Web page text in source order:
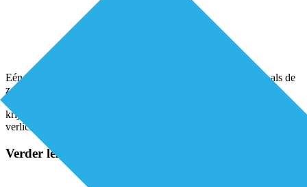
Eén overzicht met hulp en ondersteuning voor mantelzorgers als de
zorgtaken even te veel worden. Vanaf 10 november kunnen
krijgt een overzicht met hulp op maat om de zorg voor hun naaste te
verlichten. Alhoewel de 5 miljoen mantelzorgers in Nederland
Verder lezen?